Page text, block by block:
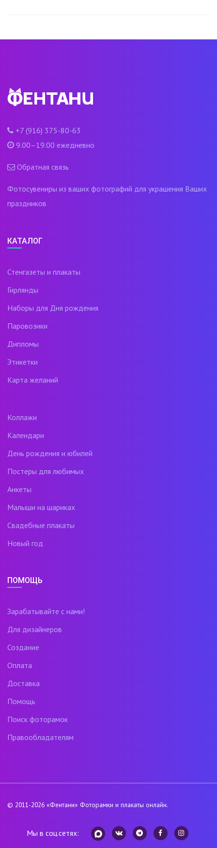
+7 (916) 375-80-63
9.00–19.00 ежедневно
Обратная связь
Фотосувениры из ваших фотографий для украшения Ваших
праздников
КАТАЛОГ
Стенгазеты и плакаты
Гирлянды
Наборы для Дня рождения
Паровозики
Дипломы
Этикетки
Карта желаний
Коллажи
Календари
День рождения и юбилей
Постеры для любимых
Анкеты
Малыши на шариках
Свадебные плакаты
Новый год
ПОМОЩЬ
Зарабатывайте с нами!
Для дизайнеров
Создание
Оплата
Доставка
Помощь
Поиск фоторамок
Правообладателям
© 2011-2026 «Фентани» Фоторамки и плакаты онлайн.
Мы в соц.сетях: